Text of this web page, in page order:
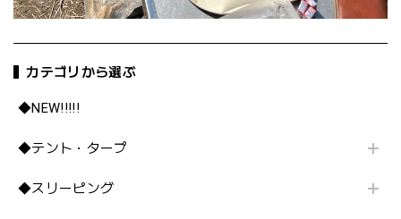
カテゴリから選ぶ
◆NEW!!!!!
◆テント・タープ
◆スリーピング